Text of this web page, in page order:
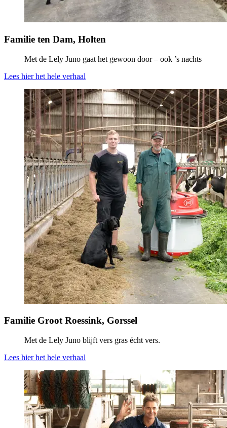
Familie ten Dam, Holten
Met de Lely Juno gaat het gewoon door – ook ’s nachts
Lees hier het hele verhaal
Familie Groot Roessink, Gorssel
Met de Lely Juno blijft vers gras écht vers.
Lees hier het hele verhaal